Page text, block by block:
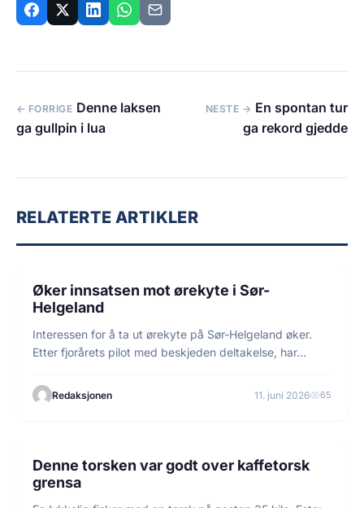
← FORRIGE Denne laksen
ga gullpin i lua
NESTE → En spontan tur
ga rekord gjedde
RELATERTE ARTIKLER
NYHETER
2 min lesetid
Øker innsatsen mot ørekyte i Sør-
Helgeland
Interessen for å ta ut ørekyte på Sør-Helgeland øker.
Etter fjorårets pilot med beskjeden deltakelse, har…
Redaksjonen 11. juni 2026 65
FISKE
Denne torsken var godt over kaffetorsk
grensa